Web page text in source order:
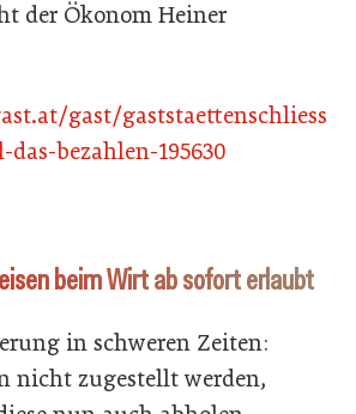
der Ökonom Heiner
gast/gaststaettenschliess
bezahlen-195630
beim Wirt ab sofort erlaubt
in schweren Zeiten:
nicht zugestellt werden,